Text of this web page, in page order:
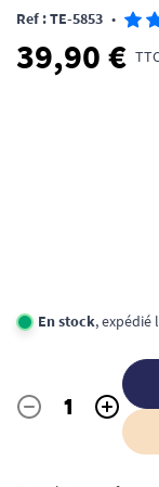
Ref : TE-5853 •
39,90 €
En stock, expédié
Quantité
- +